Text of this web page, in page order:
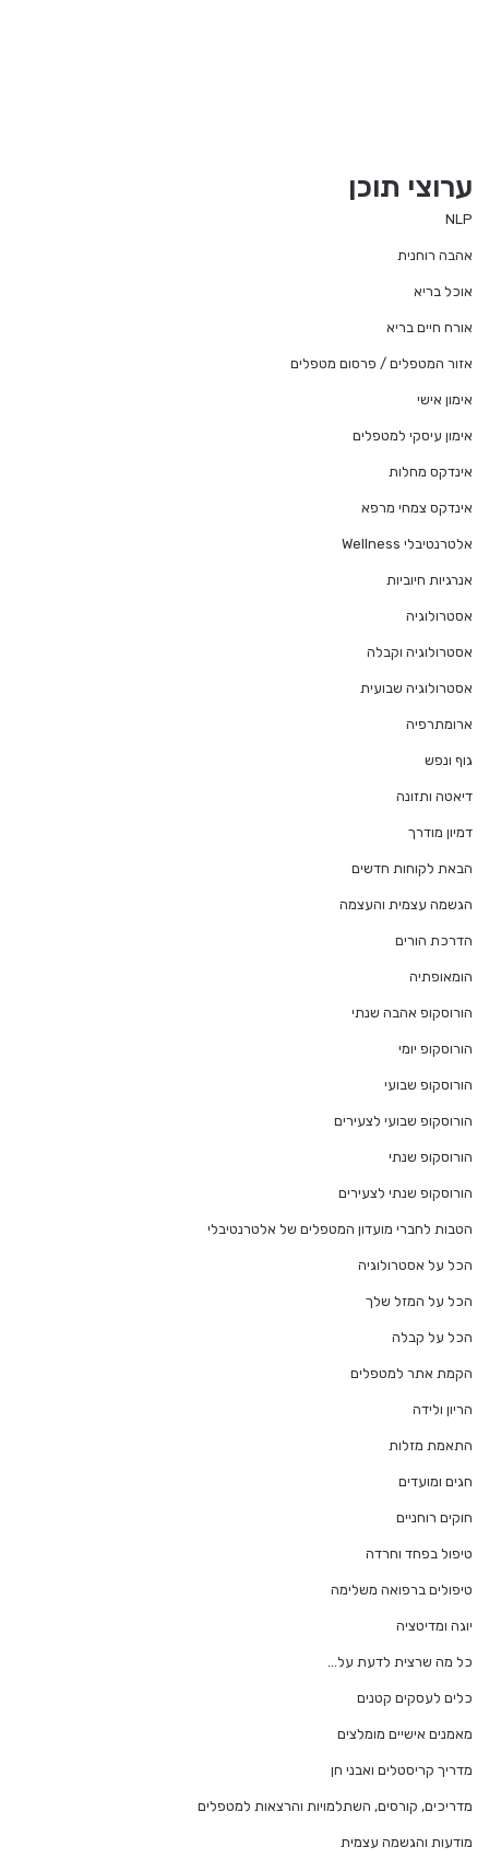
ערוצי תוכן
NLP
אהבה רוחנית
אוכל בריא
אורח חיים בריא
אזור המטפלים / פרסום מטפלים
אימון אישי
אימון עיסקי למטפלים
אינדקס מחלות
אינדקס צמחי מרפא
אלטרנטיבלי Wellness
אנרגיות חיוביות
אסטרולוגיה
אסטרולוגיה וקבלה
אסטרולוגיה שבועית
ארומתרפיה
גוף ונפש
דיאטה ותזונה
דמיון מודרך
הבאת לקוחות חדשים
הגשמה עצמית והעצמה
הדרכת הורים
הומאופתיה
הורוסקופ אהבה שנתי
הורוסקופ יומי
הורוסקופ שבועי
הורוסקופ שבועי לצעירים
הורוסקופ שנתי
הורוסקופ שנתי לצעירים
הטבות לחברי מועדון המטפלים של אלטרנטיבלי
הכל על אסטרולוגיה
הכל על המזל שלך
הכל על קבלה
הקמת אתר למטפלים
הריון ולידה
התאמת מזלות
חגים ומועדים
חוקים רוחניים
טיפול בפחד וחרדה
טיפולים ברפואה משלימה
יוגה ומדיטציה
כל מה שרצית לדעת על…
כלים לעסקים קטנים
מאמנים אישיים מומלצים
מדריך קריסטלים ואבני חן
מדריכים, קורסים, השתלמויות והרצאות למטפלים
מודעות והגשמה עצמית